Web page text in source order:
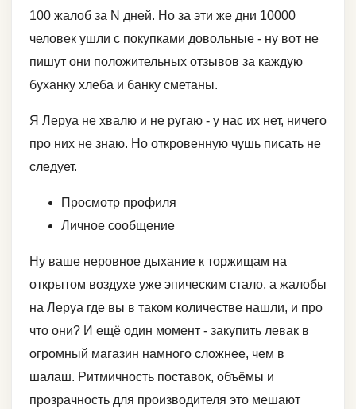
100 жалоб за N дней. Но за эти же дни 10000
человек ушли с покупками довольные - ну вот не
пишут они положительных отзывов за каждую
буханку хлеба и банку сметаны.
Я Леруа не хвалю и не ругаю - у нас их нет, ничего
про них не знаю. Но откровенную чушь писать не
следует.
Просмотр профиля
Личное сообщение
Ну ваше неровное дыхание к торжищам на
открытом воздухе уже эпическим стало, а жалобы
на Леруа где вы в таком количестве нашли, и про
что они? И ещё один момент - закупить левак в
огромный магазин намного сложнее, чем в
шалаш. Ритмичность поставок, объёмы и
прозрачность для производителя это мешают